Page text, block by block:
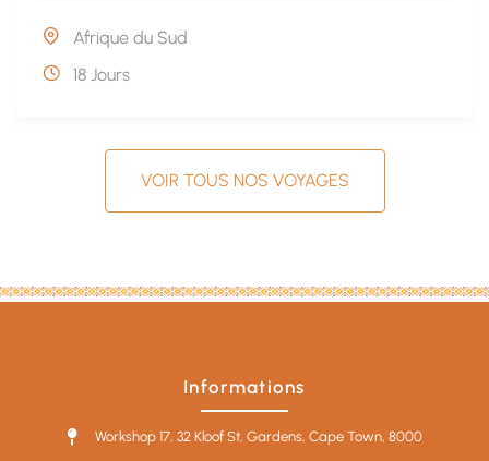
Afrique du Sud
18 Jours
VOIR TOUS NOS VOYAGES
Informations
Workshop 17, 32 Kloof St, Gardens, Cape Town, 8000